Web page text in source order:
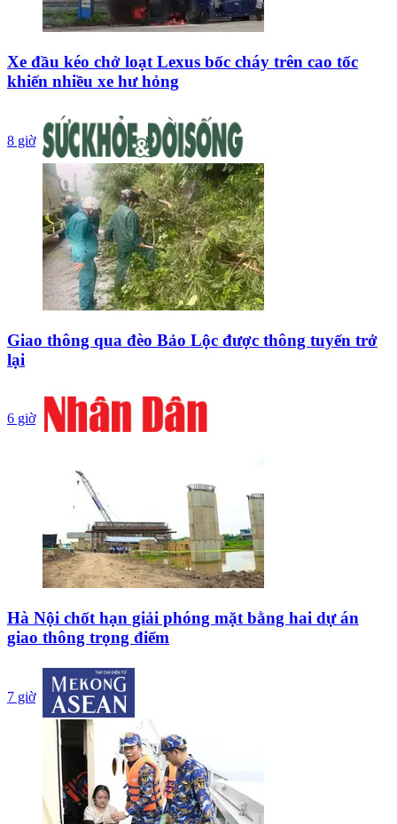
Xe đầu kéo chở loạt Lexus bốc cháy trên cao tốc
khiến nhiều xe hư hỏng
8 giờ
Giao thông qua đèo Bảo Lộc được thông tuyến trở
lại
6 giờ
Hà Nội chốt hạn giải phóng mặt bằng hai dự án
giao thông trọng điểm
7 giờ